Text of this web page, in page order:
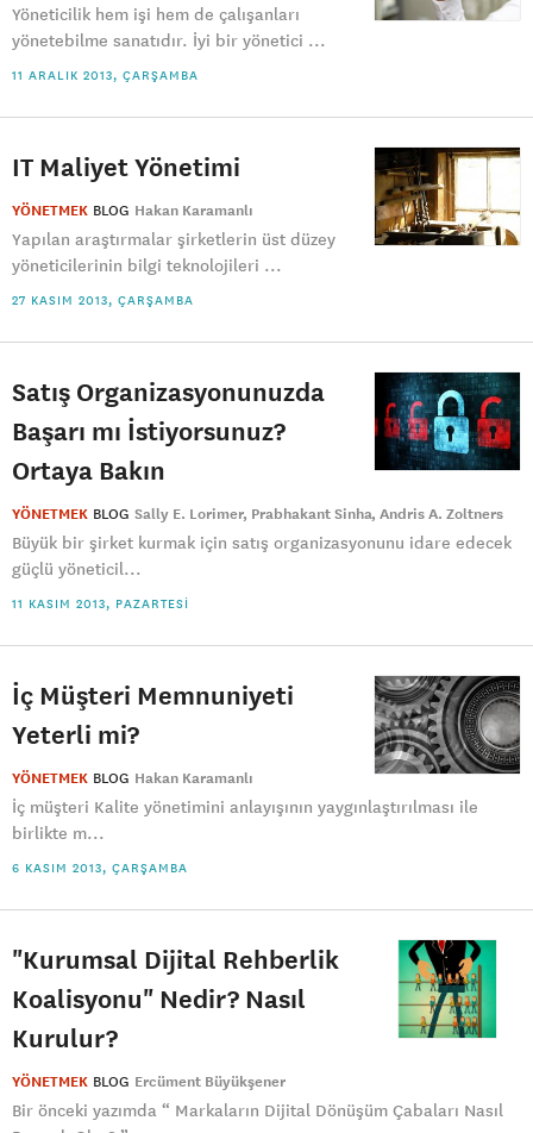
Yöneticilik hem işi hem de çalışanları
yönetebilme sanatıdır. İyi bir yönetici ...
11 ARALIK 2013, ÇARŞAMBA
IT Maliyet Yönetimi
YÖNETMEK BLOG Hakan Karamanlı
Yapılan araştırmalar şirketlerin üst düzey
yöneticilerinin bilgi teknolojileri ...
27 KASIM 2013, ÇARŞAMBA
Satış Organizasyonunuzda
Başarı mı İstiyorsunuz?
Ortaya Bakın
YÖNETMEK BLOG Sally E. Lorimer Prabhakant Sinha Andris A. Zoltners
Büyük bir şirket kurmak için satış organizasyonunu idare edecek
güçlü yöneticil...
11 KASIM 2013, PAZARTESI
İç Müşteri Memnuniyeti
Yeterli mi?
YÖNETMEK BLOG Hakan Karamanlı
İç müşteri Kalite yönetimini anlayışının yaygınlaştırılması ile
birlikte m...
6 KASIM 2013, ÇARŞAMBA
"Kurumsal Dijital Rehberlik
Koalisyonu" Nedir? Nasıl
Kurulur?
YÖNETMEK BLOG Ercüment Büyükşener
Bir önceki yazımda “ Markaların Dijital Dönüşüm Çabaları Nasıl